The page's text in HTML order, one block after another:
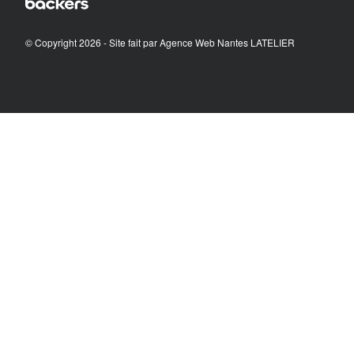
© Copyright 2026 - Site fait parAgence Web Nantes LATELIER